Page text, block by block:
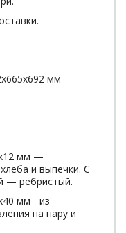
мм
мм —
и выпечки. С
— ребристый.
мм - из
на пару и